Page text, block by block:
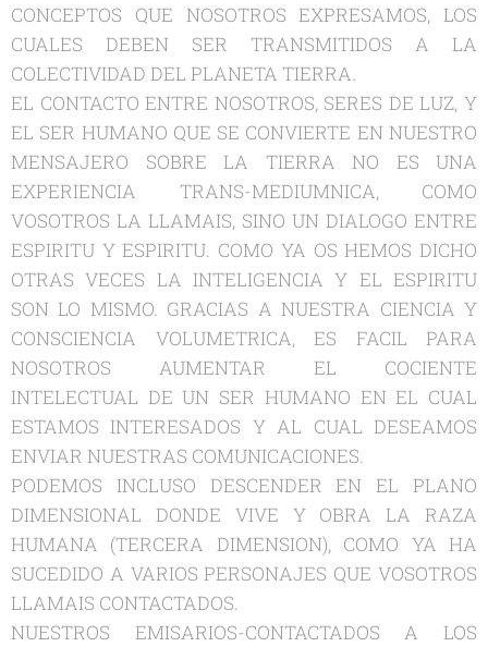
CONCEPTOS QUE NOSOTROS EXPRESAMOS, LOS
CUALES DEBEN SER TRANSMITIDOS A LA
COLECTIVIDAD DEL PLANETA TIERRA.
EL CONTACTO ENTRE NOSOTROS, SERES DE LUZ, Y
EL SER HUMANO QUE SE CONVIERTE EN NUESTRO
MENSAJERO SOBRE LA TIERRA NO ES UNA
EXPERIENCIA TRANS-MEDIUMNICA, COMO
VOSOTROS LA LLAMAIS, SINO UN DIALOGO ENTRE
ESPIRITU Y ESPIRITU. COMO YA OS HEMOS DICHO
OTRAS VECES LA INTELIGENCIA Y EL ESPIRITU
SON LO MISMO. GRACIAS A NUESTRA CIENCIA Y
CONSCIENCIA VOLUMETRICA, ES FACIL PARA
NOSOTROS AUMENTAR EL COCIENTE
INTELECTUAL DE UN SER HUMANO EN EL CUAL
ESTAMOS INTERESADOS Y AL CUAL DESEAMOS
ENVIAR NUESTRAS COMUNICACIONES.
PODEMOS INCLUSO DESCENDER EN EL PLANO
DIMENSIONAL DONDE VIVE Y OBRA LA RAZA
HUMANA (TERCERA DIMENSION), COMO YA HA
SUCEDIDO A VARIOS PERSONAJES QUE VOSOTROS
LLAMAIS CONTACTADOS.
NUESTROS EMISARIOS-CONTACTADOS A LOS